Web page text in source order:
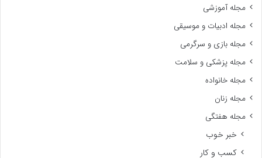
مجله آموزشی
مجله ادبیات و موسیقی
مجله بازی و سرگرمی
مجله پزشکی و سلامت
مجله خانواده
مجله زنان
مجله هفتگی
خبر خوب
کسب و کار